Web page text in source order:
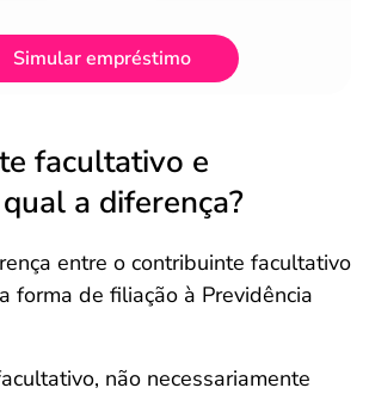
Simular empréstimo
facultativo e
a diferença?
entre o contribuinte facultativo
forma de filiação à Previdência
não necessariamente